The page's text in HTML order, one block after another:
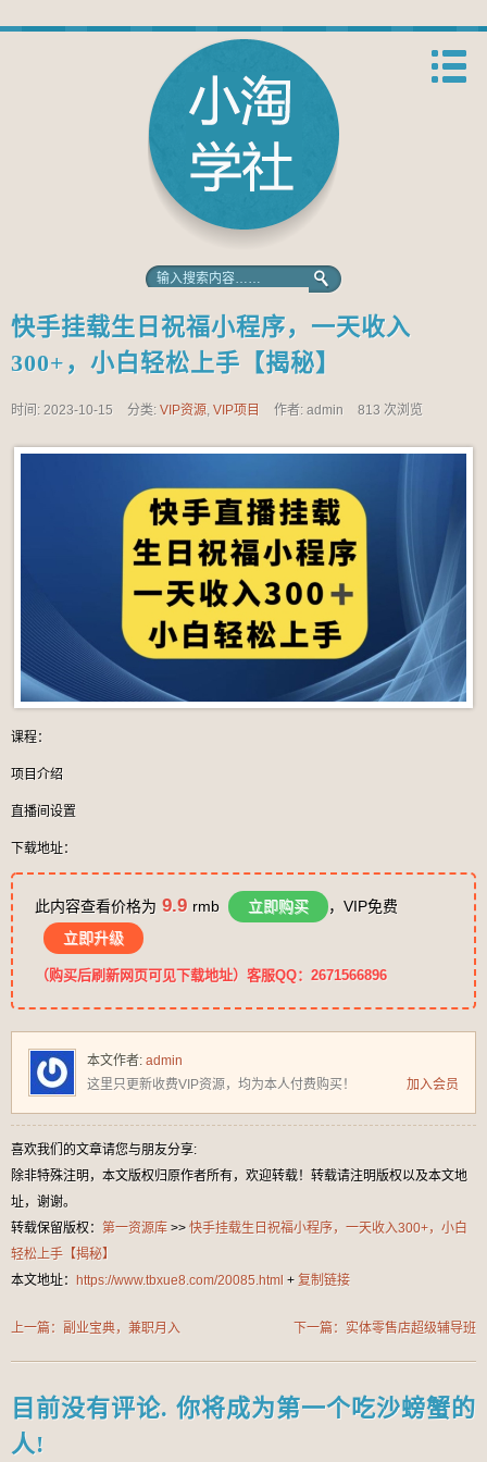
快手挂载生日祝福小程序，一天收入
300+，小白轻松上手【揭秘】
时间: 2023-10-15 分类: VIP资源, VIP项目 作者: admin 813 次浏览
课程：
项目介绍
直播间设置
下载地址：
此内容查看价格为 9.9 rmb 立即购买
，VIP免费
立即升级
（购买后刷新网页可见下载地址）客服QQ：2671566896
本文作者: admin
这里只更新收费VIP资源，均为本人付费购买！
加入会员
喜欢我们的文章请您与朋友分享:
除非特殊注明，本文版权归原作者所有，欢迎转载！转载请注明版权以及本文地
址，谢谢。
转载保留版权： 第一资源库 >> 快手挂载生日祝福小程序，一天收入300+，小白
轻松上手【揭秘】
本文地址：
https://www.tbxue8.com/20085.html + 复制链接
上一篇：副业宝典，兼职月入
下一篇：实体零售店超级辅导班
目前没有评论. 你将成为第一个吃沙螃蟹的
人!